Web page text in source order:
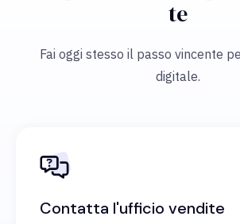
te
Fai oggi stesso il passo vincente
digitale.
Contatta l'ufficio vendite